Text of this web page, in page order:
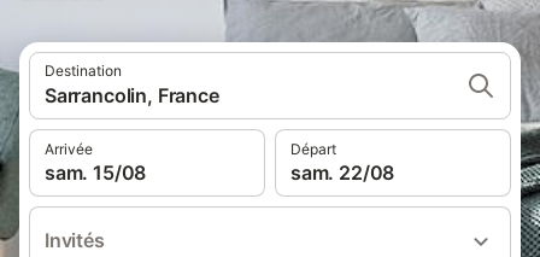
Destination
Sarrancolin, France
Arrivée
sam. 15/08
Départ
sam. 22/08
Invités